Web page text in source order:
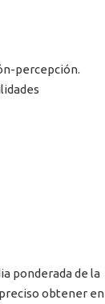
percepción.
ponderada de la
obtener en